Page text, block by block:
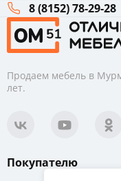
8 (8152) 78-29-28
Продаем мебель в
лет.
Покупателю